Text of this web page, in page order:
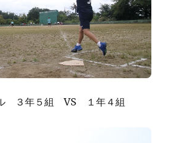
３年５組 VS １年４組